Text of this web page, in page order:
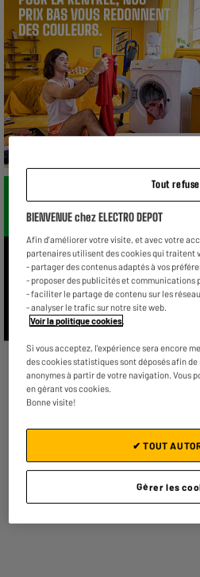
Tout
BIENVENUE chez ELECTRO DEPOT
Afin d'améliorer votre visite, et avec votre
partenaires utilisent des cookies qui traitent
- partager des contenus adaptés à vos
- proposer des publicités et communications
- faciliter le partage de contenu sur les
- analyser le trafic sur notre site web.
Voir la politique cookies.
Si vous acceptez, l'expérience sera encore
des cookies statistiques sont déposés afin
anonymes à partir de votre navigation. Vous
en gérant vos cookies.
Bonne visite!
Gérer les
✔ TOUT